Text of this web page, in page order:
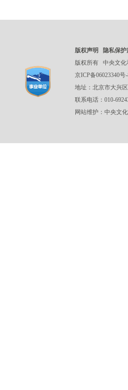
版权声明
隐私保
版权所有
中央文化
京ICP备06023340号
地址：北京市大兴
联系电话：010-
网站维护：中央文